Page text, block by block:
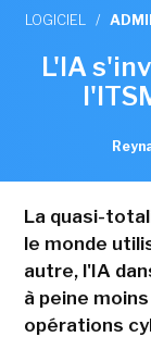
LOGICIEL /
L'IA
La quasi-
le monde
autre, l'IA
à peine
opérations